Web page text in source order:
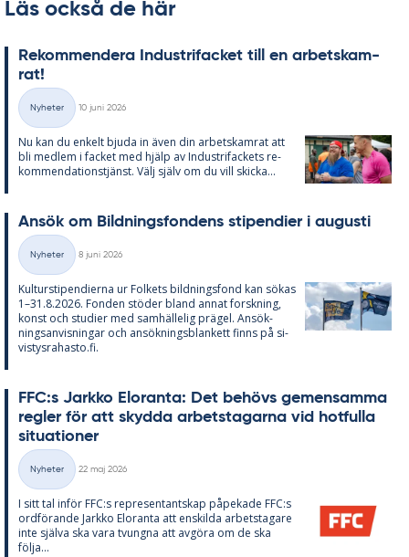
Läs också de här
Re­kom­men­de­ra In­du­stri­fac­ket till en ar­bets­kam­
rat!
Kategorier
Nyheter
10 juni 2026
Nu kan du en­kelt bju­da in även din ar­bets­kam­rat att
bli med­lem i fac­ket med hjälp av In­du­stri­fac­kets re­
kom­men­da­tions­tjänst. Välj själv om du vill skic­ka...
An­sök om Bild­nings­fon­dens sti­pen­di­er i au­gusti
Kategorier
Nyheter
8 juni 2026
Kul­tursti­pen­di­er­na ur Fol­kets bild­nings­fond kan sö­kas
1–31.8.2026. Fon­den stö­der bland an­nat forsk­ning,
konst och stu­di­er med sam­häl­le­lig prä­gel. An­sök­
nings­an­vis­ning­ar och an­sök­nings­blan­kett fin­ns på si­
vis­tys­ra­has­to.fi.
FFC:s Jark­ko Elo­ran­ta: Det be­hö­vs ge­men­sam­ma
reg­ler för att skyd­da ar­bets­ta­gar­na vid hot­ful­la
si­tu­a­tio­ner
Kategorier
Nyheter
22 maj 2026
I sitt tal in­för FFC:s re­pre­sen­tant­skap på­pe­ka­de FFC:s
ord­fö­ran­de Jark­ko Elo­ran­ta att en­skil­da ar­bets­ta­ga­re
inte själva ska vara tvung­na att av­gö­ra om de ska
följa...